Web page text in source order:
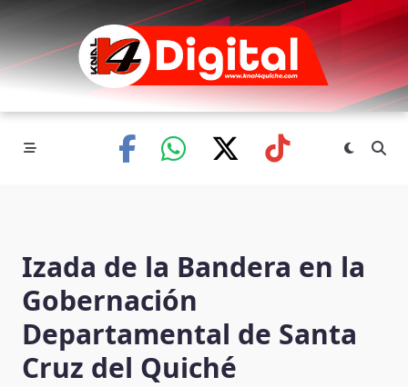
Skip
content
Izada de la Bandera en la
Gobernación
Departamental de Santa
Cruz del Quiché